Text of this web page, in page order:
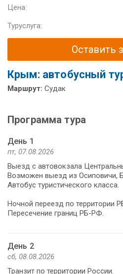
Цена:
Туруслуга:
Оставить
Крым: автобусный
Маршрут: Судак
Программа тура
День 1
пт, 07.08.2026
Выезд с автовокзала
Возможен выезд из Осиповичи,
Автобус туристического класса.
Ночной переезд по территории
Пересечение границ РБ-РФ.
День 2
сб, 08.08.2026
Транзит по территории России.